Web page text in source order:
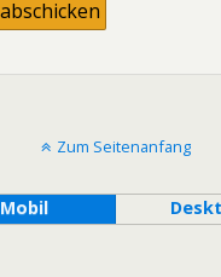
Zum Seitenanfang
Mobil